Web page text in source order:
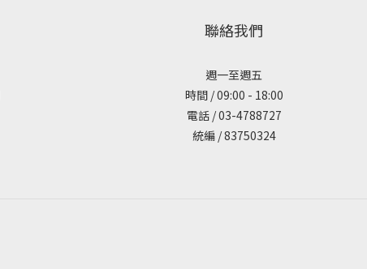
聯絡我們
週一至週五
時間 / 09:00 - 18:00
電話 / 03-4788727
統編 / 83750324